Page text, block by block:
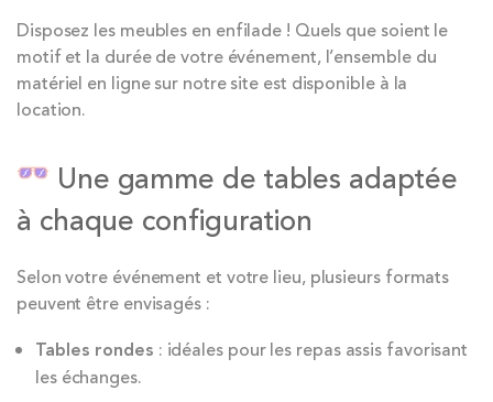
Disposez les meubles en enfilade ! Quels que soient le
motif et la durée de votre événement, l’ensemble du
matériel en ligne sur notre site est disponible à la
location.
Une gamme de tables adaptée
à chaque configuration
Selon votre événement et votre lieu, plusieurs formats
peuvent être envisagés :
Tables rondes : idéales pour les repas assis favorisant
les échanges.